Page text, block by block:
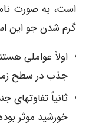
است، به صورت
گرم شدن جو این
اولاً عواملی
جذب در سطح
ثانیاً
خورشید موثر